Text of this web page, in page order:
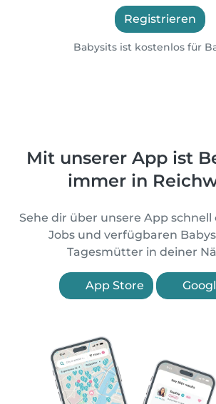
Registrieren
Babysits ist kostenlos für
Mit unserer App ist
immer in
Sehe dir über unsere App
Jobs und verfügbaren
Tagesmütter in deiner
App Store